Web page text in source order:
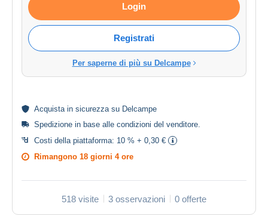
Login
Registrati
Per saperne di più su Delcampe
Acquista in sicurezza su Delcampe
Spedizione in base alle condizioni del venditore
Costi della piattaforma: 10 % + 0,30 €
Rimangono 18 giorni 4 ore
518 visite 3 osservazioni 0 offerte